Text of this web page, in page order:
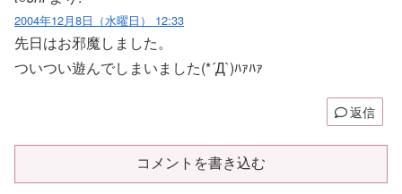
2004年12月8日（水曜日） 12:33
先日はお邪魔しました。
ついつい遊んでしまいました(*´Д`)ﾊｧﾊｧ
返信
コメントを書き込む